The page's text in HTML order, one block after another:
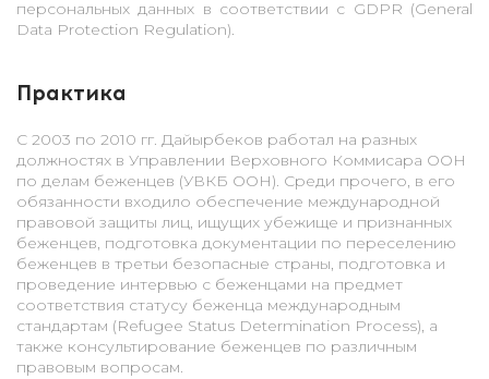
персональных данных в соответствии с GDPR (General
Data Protection Regulation).
Практика
С 2003 по 2010 гг. Дайырбеков работал на разных
должностях в Управлении Верховного Коммисара ООН
по делам беженцев (УВКБ ООН). Среди прочего, в его
обязанности входило обеспечение международной
правовой защиты лиц, ищущих убежище и признанных
беженцев, подготовка документации по переселению
беженцев в третьи безопасные страны, подготовка и
проведение интервью с беженцами на предмет
соответствия статусу беженца международным
стандартам (Refugee Status Determination Process), а
также консультирование беженцев по различным
правовым вопросам.